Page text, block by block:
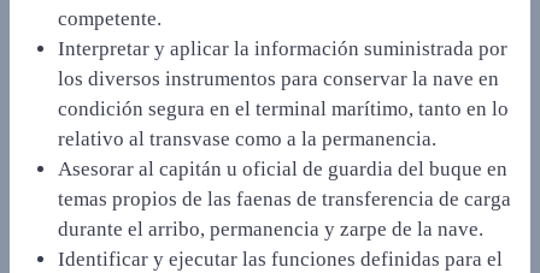
competente.
Interpretar y aplicar la información suministrada por
los diversos instrumentos para conservar la nave en
condición segura en el terminal marítimo, tanto en lo
relativo al transvase como a la permanencia.
Asesorar al capitán u oficial de guardia del buque en
temas propios de las faenas de transferencia de carga
durante el arribo, permanencia y zarpe de la nave.
Identificar y ejecutar las funciones definidas para el